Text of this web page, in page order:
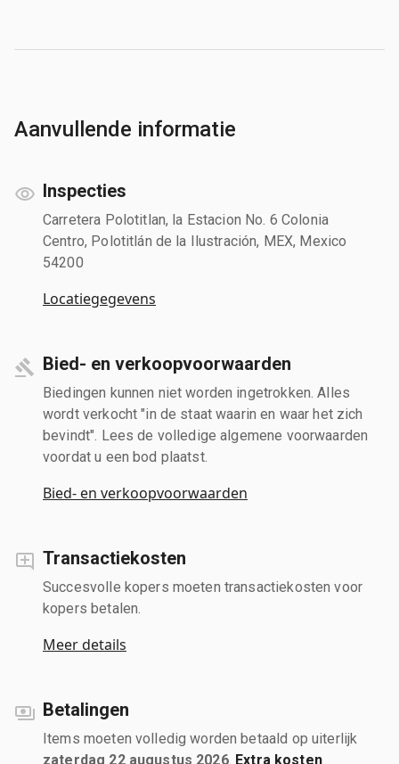
Aanvullende informatie
Inspecties
Carretera Polotitlan, la Estacion No. 6 Colonia
Centro, Polotitlán de la Ilustración, MEX, Mexico
54200
Locatiegegevens
Bied- en verkoopvoorwaarden
Biedingen kunnen niet worden ingetrokken. Alles
wordt verkocht "in de staat waarin en waar het zich
bevindt". Lees de volledige algemene voorwaarden
voordat u een bod plaatst.
Bied- en verkoopvoorwaarden
Transactiekosten
Succesvolle kopers moeten transactiekosten voor
kopers betalen.
Meer details
Betalingen
Items moeten volledig worden betaald op uiterlijk
zaterdag 22 augustus 2026. Extra kosten